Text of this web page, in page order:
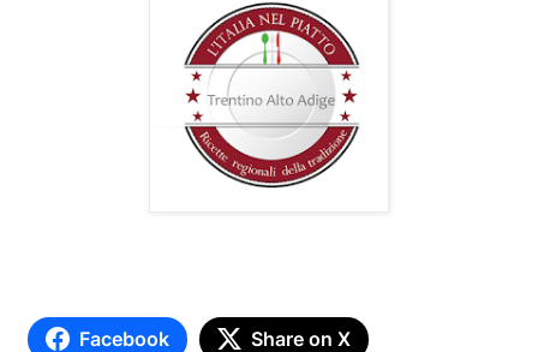
Facebook Share on X